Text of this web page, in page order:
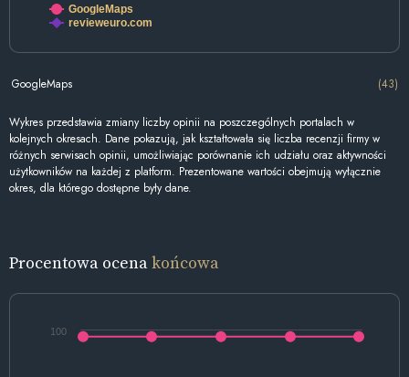
GoogleMaps
revieweuro.com
GoogleMaps (43)
Wykres przedstawia zmiany liczby opinii na poszczególnych portalach w
kolejnych okresach. Dane pokazują, jak kształtowała się liczba recenzji firmy w
różnych serwisach opinii, umożliwiając porównanie ich udziału oraz aktywności
użytkowników na każdej z platform. Prezentowane wartości obejmują wyłącznie
okres, dla którego dostępne były dane.
Procentowa ocenakońcowa
100